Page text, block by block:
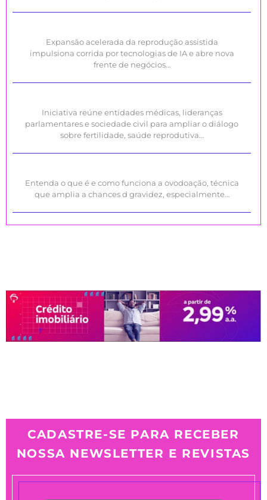
Expansão acelerada da reprodução assistida
impulsiona corrida por tecnologias de IA e abre nova
frente de negócios…
Iniciativa reúne entidades médicas, lideranças
parlamentares e sociedade civil para ampliar o diálogo
sobre fertilidade, saúde reprodutiva…
Entenda o que é e como funciona a ovodoação, técnica
que amplia a chances d gravidez, especialmente…
CADASTRE-SE PARA RECEBER
NOSSA NEWSLETTER E REVISTAS